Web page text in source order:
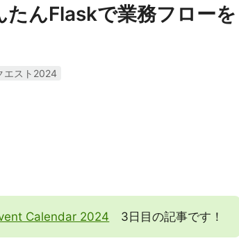
んFlaskで業務フローを
エスト2024
Calendar 2024 3日目の記事です！